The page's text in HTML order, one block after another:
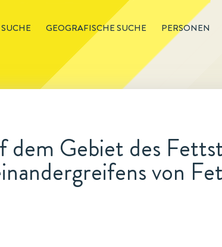
SUCHE GEOGRAFISCHE SUCHE PERSONEN
dem Gebiet des
von